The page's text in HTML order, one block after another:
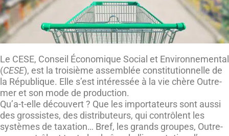
Le CESE, Conseil Économique Social et Environnemental
(CESE), est la troisième assemblée constitutionnelle de
la République. Elle s’est intéressée à la vie chère Outre-
mer et son mode de production.
Qu’a-t-elle découvert ? Que les importateurs sont aussi
des grossistes, des distributeurs, qui contrôlent les
systèmes de taxation… Bref, les grands groupes, Outre-